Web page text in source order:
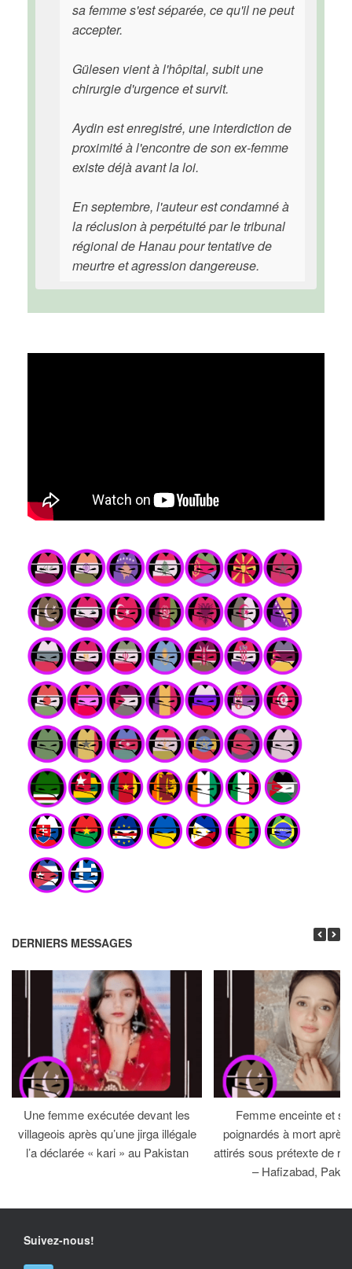
sa femme s'est séparée, ce qu'il ne peut
accepter.
Gülesen vient à l'hôpital, subit une
chirurgie d'urgence et survit.
Aydin est enregistré, une interdiction de
proximité à l'encontre de son ex-femme
existe déjà avant la loi.
En septembre, l'auteur est condamné à
la réclusion à perpétuité par le tribunal
régional de Hanau pour tentative de
meurtre et agression dangereuse.
DERNIERS MESSAGES
Une femme exécutée devant les
villageois après qu’une jirga illégale
l’a déclarée « kari » au Pakistan
Femme enceinte et
poignardés à mort après
attirés sous prétexte de
– Hafizabad,
Suivez-nous!